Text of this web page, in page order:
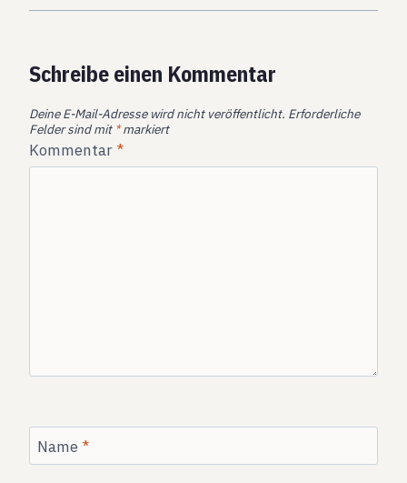
Schreibe einen Kommentar
Deine E-Mail-Adresse wird nicht veröffentlicht. Erforderliche
Felder sind mit *markiert
Kommentar *
Name *